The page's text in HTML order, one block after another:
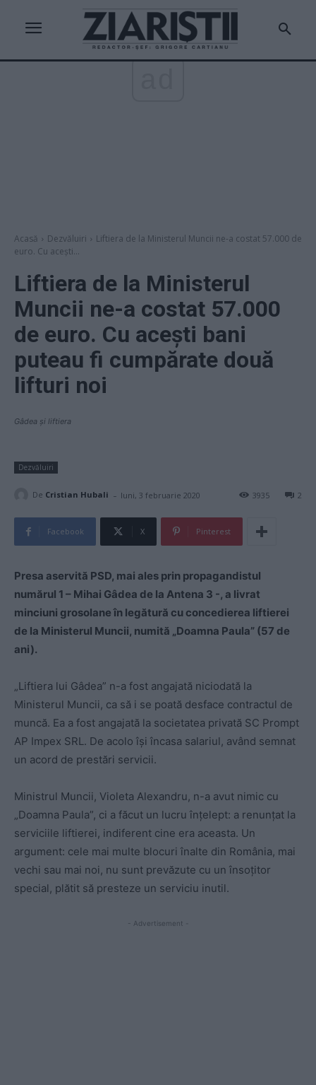
Acasă Dezvăluiri
Liftiera de la Ministerul Muncii ne-a costat 57.000 de
euro. Cu acești...
Liftiera de la Ministerul
Muncii ne-a costat 57.000
de euro. Cu acești bani
puteau fi cumpărate două
lifturi noi
Gâdea și liftiera
Dezvăluiri
De Cristian Hubali - luni, 3 februarie 2020 2
3935
Facebook X Pinterest
Presa aservită PSD, mai ales prin propagandistul
numărul 1 – Mihai Gâdea de la Antena 3 -, a livrat
minciuni grosolane în legătură cu concedierea liftierei
de la Ministerul Muncii, numită „Doamna Paula” (57 de
ani).
„Liftiera lui Gâdea” n-a fost angajată niciodată la
Ministerul Muncii, ca să i se poată desface contractul de
muncă. Ea a fost angajată la societatea privată SC Prompt
AP Impex SRL. De acolo își încasa salariul, având semnat
un acord de prestări servicii.
Ministrul Muncii, Violeta Alexandru, n-a avut nimic cu
„Doamna Paula”, ci a făcut un lucru înțelept: a renunțat la
serviciile liftierei, indiferent cine era aceasta. Un
argument: cele mai multe blocuri înalte din România, mai
vechi sau mai noi, nu sunt prevăzute cu un însoțitor
special, plătit să presteze un serviciu inutil.
- Advertisement -